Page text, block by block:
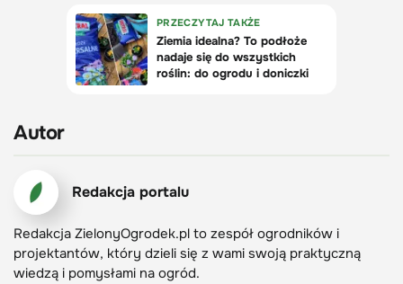
Autor
Redakcja portalu
Redakcja ZielonyOgrodek.pl to zespół ogrodników i
projektantów, który dzieli się z wami swoją praktyczną
wiedzą i pomysłami na ogród.